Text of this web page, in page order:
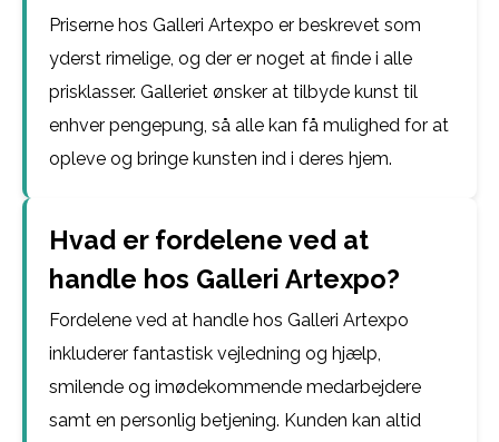
Priserne hos Galleri Artexpo er beskrevet som
yderst rimelige, og der er noget at finde i alle
prisklasser. Galleriet ønsker at tilbyde kunst til
enhver pengepung, så alle kan få mulighed for at
opleve og bringe kunsten ind i deres hjem.
Hvad er fordelene ved at
handle hos Galleri Artexpo?
Fordelene ved at handle hos Galleri Artexpo
inkluderer fantastisk vejledning og hjælp,
smilende og imødekommende medarbejdere
samt en personlig betjening. Kunden kan altid